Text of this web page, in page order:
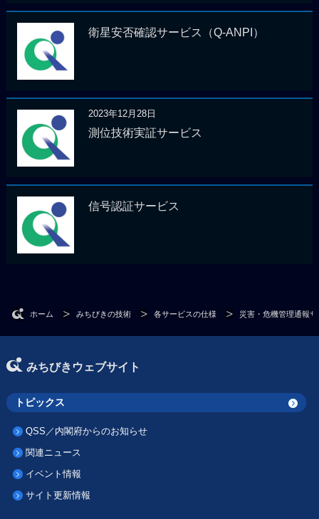
衛星安否確認サービス（Q-ANPI）
2023年12月28日
測位技術実証サービス
信号認証サービス
ホーム みちびきの技術 各サービスの仕様 災害・危機管理通報
みちびきウェブサイト
トピックス
QSS／内閣府からのお知らせ
関連ニュース
イベント情報
サイト更新情報